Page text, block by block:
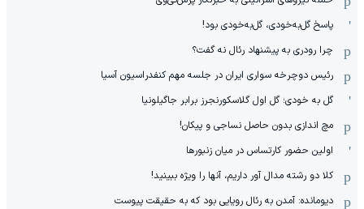
پاسخ گل‌به‌خودی، گل‌به‌خودی بود!
چرا رودری به پیشنهاد رئال نه گفت؟
رئیس دوچرخه سواری ایران در جلسه مهم کنفدراسیون آسیا
گل به خودی؛ گل اول گلاسکورنجرز برابر جاگیلونیا
مچ اندازی بدون حاصل نساجی و پیکان!
اولین حضور کارتساس در میان زنبورها
کلا دو‌ رشته مدال آور داریم، آنها را ویژه ببینید!
دیومانده: آمدن به رئال رویایی بود که به حقیقت پیوست